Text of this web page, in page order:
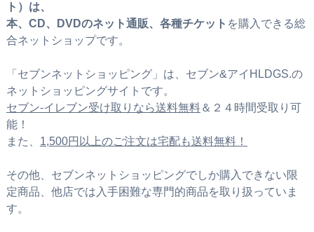
ト）は、
本、CD、DVDのネット通販、各種チケット を購入できる総
合ネットショップです。
「セブンネットショッピング」は、セブン&アイHLDGS.の
ネットショッピングサイトです。
セブン‐イレブン受け取りなら送料無料＆２４時間受取り可
能！
また、 1,500円以上のご注文は宅配も送料無料！
その他、セブンネットショッピングでしか購入できない限
定商品、他店では入手困難な専門的商品を取り扱っていま
す。